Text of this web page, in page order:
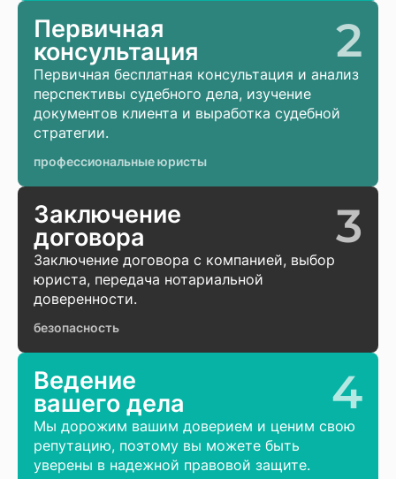
Первичная
консультация
2
Первичная бесплатная консультация и анализ
перспективы судебного дела, изучение
документов клиента и выработка судебной
стратегии.
профессиональные юристы
Заключение
договора
3
Заключение договора с компанией, выбор
юриста, передача нотариальной
доверенности.
безопасность
Ведение
вашего дела
4
Мы дорожим вашим доверием и ценим свою
репутацию, поэтому вы можете быть
уверены в надежной правовой защите.